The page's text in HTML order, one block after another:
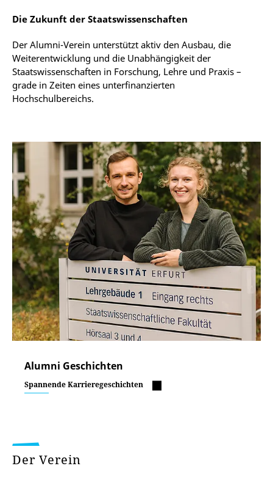
Die Zukunft der Staatswissenschaften
Der Alumni-Verein unterstützt aktiv den Ausbau, die
Weiterentwicklung und die Unabhängigkeit der
Staatswissenschaften in Forschung, Lehre und Praxis –
grade in Zeiten eines unterfinanzierten
Hochschulbereichs.
Alumni Geschichten
Spannende Karrieregeschichten
Der Verein